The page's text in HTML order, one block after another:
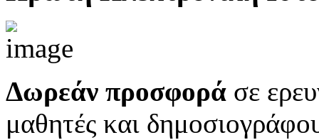
Δωρεάν προσφορά σε
μαθητές και